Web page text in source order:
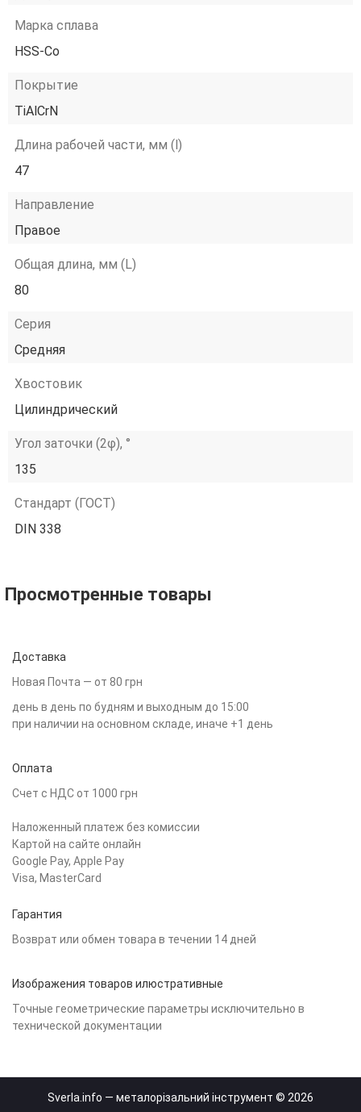
Марка сплава
HSS-Co
Покрытие
TiAlCrN
Длина рабочей части, мм (l)
47
Направление
Правое
Общая длина, мм (L)
80
Серия
Средняя
Хвостовик
Цилиндрический
Угол заточки (2φ), °
135
Стандарт (ГОСТ)
DIN 338
Просмотренные товары
Доставка
Новая Почта — от 80 грн
день в день по будням и выходным до 15:00
при наличии на основном складе, иначе +1 день
Оплата
Счет с НДС от 1000 грн
Наложенный платеж без комиссии
Картой на сайте онлайн
Google Pay, Apple Pay
Visa, MasterCard
Гарантия
Возврат или обмен товара в течении 14 дней
Изображения товаров илюстративные
Точные геометрические параметры исключительно в
технической документации
Sverla.info — металорізальний інструмент © 2026